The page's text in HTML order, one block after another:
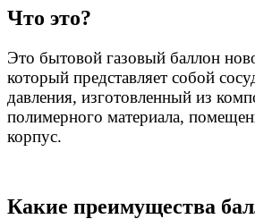
Что это?
Это бытовой газовый баллон
который представляет собой
давления, изготовленный из
полимерного материала,
корпус.
Какие преимущества